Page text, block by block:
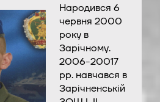
Народився 6
червня 2000
року в
Зарічному.
2006-20017
рр. навчався в
Зарічненській